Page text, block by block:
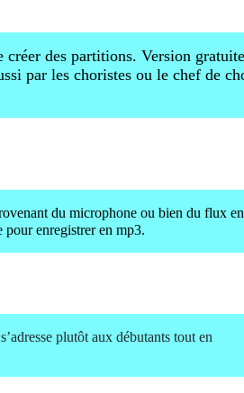
des partitions. Version gratuite
par les choristes ou le chef de
du microphone ou bien du flux en
enregistrer en mp3.
plutôt aux débutants tout en